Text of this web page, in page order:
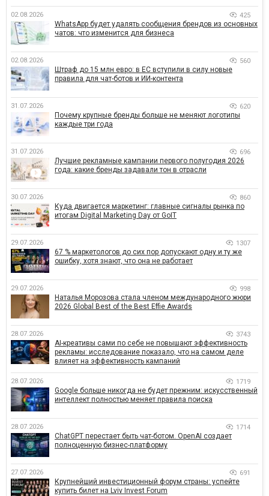
02.08.2026 425
WhatsApp будет удалять сообщения брендов из основных
чатов: что изменится для бизнеса
02.08.2026 560
Штраф до 15 млн евро: в ЕС вступили в силу новые
правила для чат-ботов и ИИ-контента
31.07.2026 620
Почему крупные бренды больше не меняют логотипы
каждые три года
31.07.2026 696
Лучшие рекламные кампании первого полугодия 2026
года: какие бренды задавали тон в отрасли
30.07.2026 860
Куда двигается маркетинг: главные сигналы рынка по
итогам Digital Marketing Day от GoIT
29.07.2026 1307
67 % маркетологов до сих пор допускают одну и ту же
ошибку, хотя знают, что она не работает
29.07.2026 998
Наталья Морозова стала членом международного жюри
2026 Global Best of the Best Effie Awards
28.07.2026 3743
AI-креативы сами по себе не повышают эффективность
рекламы: исследование показало, что на самом деле
влияет на эффективность кампаний
28.07.2026 1719
Google больше никогда не будет прежним: искусственный
интеллект полностью меняет правила поиска
28.07.2026 1714
ChatGPT перестает быть чат-ботом. OpenAI создает
полноценную бизнес-платформу
27.07.2026 691
Крупнейший инвестиционный форум страны: успейте
купить билет на Lviv Invest Forum